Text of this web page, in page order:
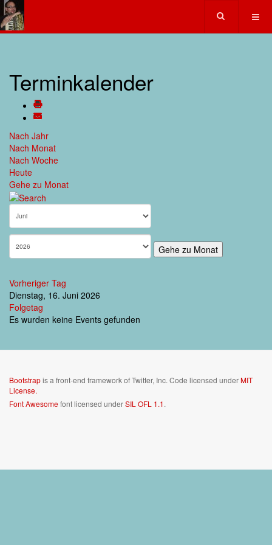
Terminkalender
Nach Jahr
Nach Monat
Nach Woche
Heute
Gehe zu Monat
Gehe zu Monat
Vorheriger Tag
Dienstag, 16. Juni 2026
Folgetag
Es wurden keine Events gefunden
Bootstrapis a front-end framework of Twitter, Inc. Code licensed underMIT
License.
Font Awesomefont licensed underSIL OFL 1.1.